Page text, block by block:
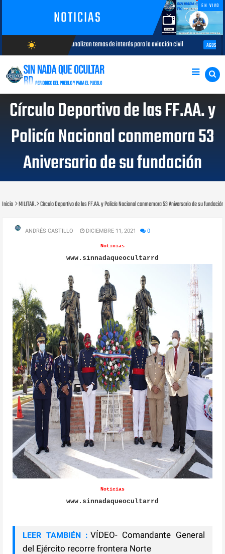
NOTICIAS
EN VIVO
wb_sunny
AGOSTO/7/2026
analizan temas de interés para la aviación civil AGOSTO 05, 2026 Más de 7,7
Círculo Deportivo de las FF.AA. y
Policía Nacional conmemora 53
Aniversario de su fundación
Inicio MILITAR. Círculo Deportivo de las FF.AA. y Policía Nacional conmemora 53 Aniversario de su fundación
ANDRÉS CASTILLO DICIEMBRE 11, 2021 0
Noticias
www.sinnadaqueocultarrd
Noticias
www.sinnadaqueocultarrd
LEER TAMBIÉN : VÍDEO- Comandante General
del Ejército recorre frontera Norte